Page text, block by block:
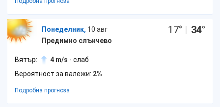
Понеделник, 10 авг
Предимно слънчево
17° | 34°
Вятър: 4 m/s - слаб
Вероятност за валежи: 2%
Подробна прогноза